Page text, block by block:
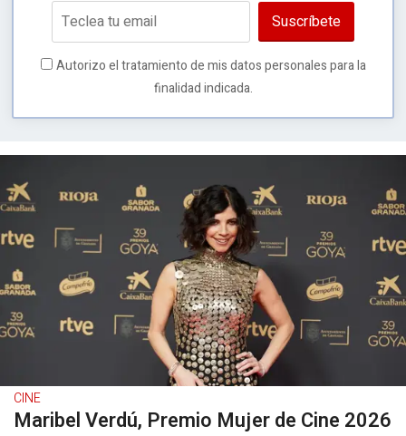
Suscríbete
Autorizo el tratamiento de mis datos personales para la
finalidad indicada.
CINE
Maribel Verdú, Premio Mujer de Cine 2026